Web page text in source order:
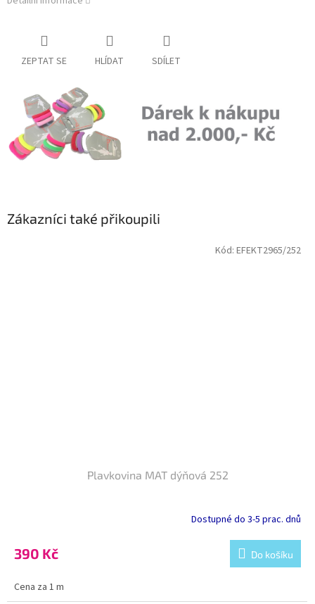
ZEPTAT SE HLÍDAT SDÍLET
Zákazníci také přikoupili
Plavkovina MAT dýňová 252
Dostupné do 3-5 prac. dnů
390 Kč Do košíku
Cena za 1 m
Kód: EFEKT2965/252